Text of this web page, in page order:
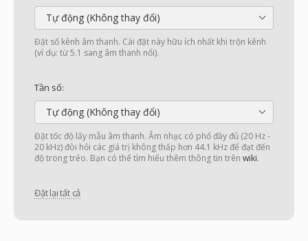
Tự động (Không thay đổi)
Đặt số kênh âm thanh. Cài đặt này hữu ích nhất khi trộn kênh
(ví dụ: từ 5.1 sang âm thanh nổi).
Tần số:
Tự động (Không thay đổi)
Đặt tốc độ lấy mẫu âm thanh. Âm nhạc có phổ đầy đủ (20 Hz -
20 kHz) đòi hỏi các giá trị không thấp hơn 44.1 kHz để đạt đến
độ trong trẻo. Bạn có thể tìm hiểu thêm thông tin trên wiki.
Đặt lại tất cả